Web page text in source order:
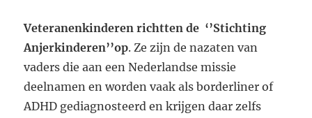
Veteranenkinderen richtten de ‘’Stichting
Anjerkinderen’’op. Ze zijn de nazaten van
vaders die aan een Nederlandse missie
deelnamen en worden vaak als borderliner of
ADHD gediagnosteerd en krijgen daar zelfs